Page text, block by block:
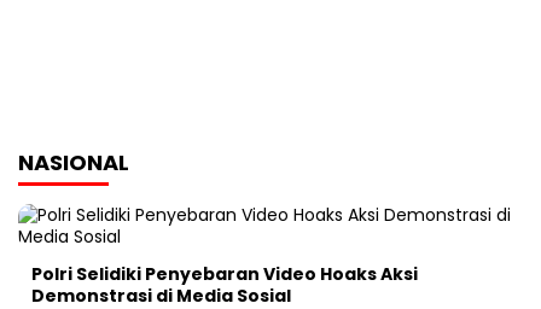
NASIONAL
Polri Selidiki Penyebaran Video Hoaks Aksi
Demonstrasi di Media Sosial